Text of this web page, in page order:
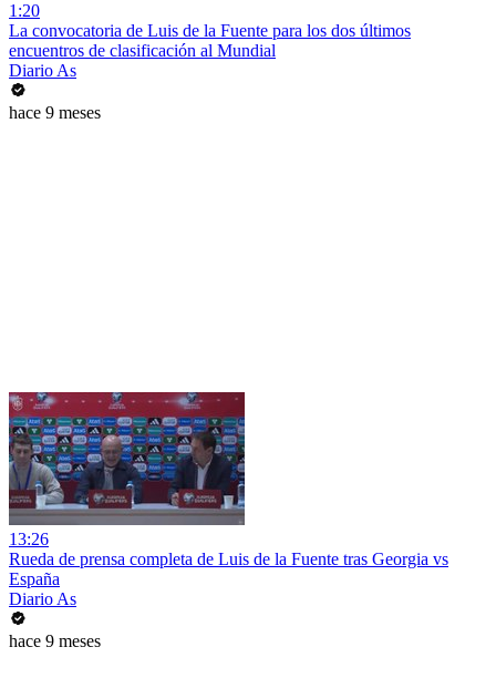
1:20
La convocatoria de Luis de la Fuente para los dos últimos
encuentros de clasificación al Mundial
Diario As
hace 9 meses
13:26
Rueda de prensa completa de Luis de la Fuente tras Georgia vs
España
Diario As
hace 9 meses